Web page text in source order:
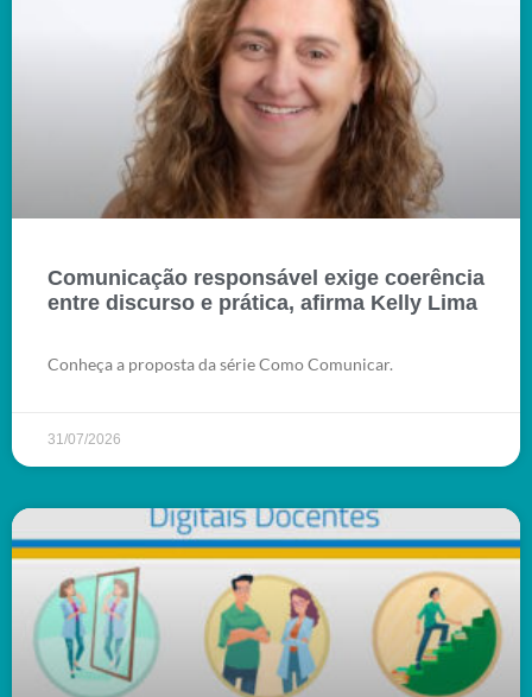
Comunicação responsável exige coerência
entre discurso e prática, afirma Kelly Lima
Conheça a proposta da série Como Comunicar.
31/07/2026